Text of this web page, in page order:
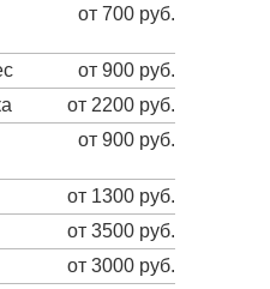
от 700 руб.
от 900 руб.
от 2200 руб.
от 900 руб.
от 1300 руб.
от 3500 руб.
от 3000 руб.